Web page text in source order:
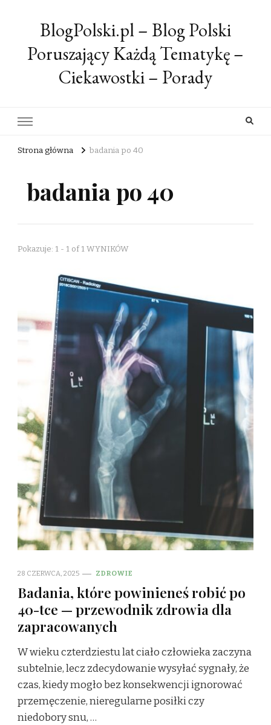
BlogPolski.pl – Blog Polski
Poruszający Każdą Tematykę –
Ciekawostki – Porady
Strona główna badania po 40
badania po 40
Pokazuje: 1 - 1 of 1 WYNIKÓW
28 CZERWCA, 2025 ZDROWIE
Badania, które powinieneś robić po
40-tce — przewodnik zdrowia dla
zapracowanych
W wieku czterdziestu lat ciało człowieka zaczyna
subtelnie, lecz zdecydowanie wysyłać sygnały, że
czas, kiedy mogło bez konsekwencji ignorować
przemęczenie, nieregularne posiłki czy
niedobory snu, …